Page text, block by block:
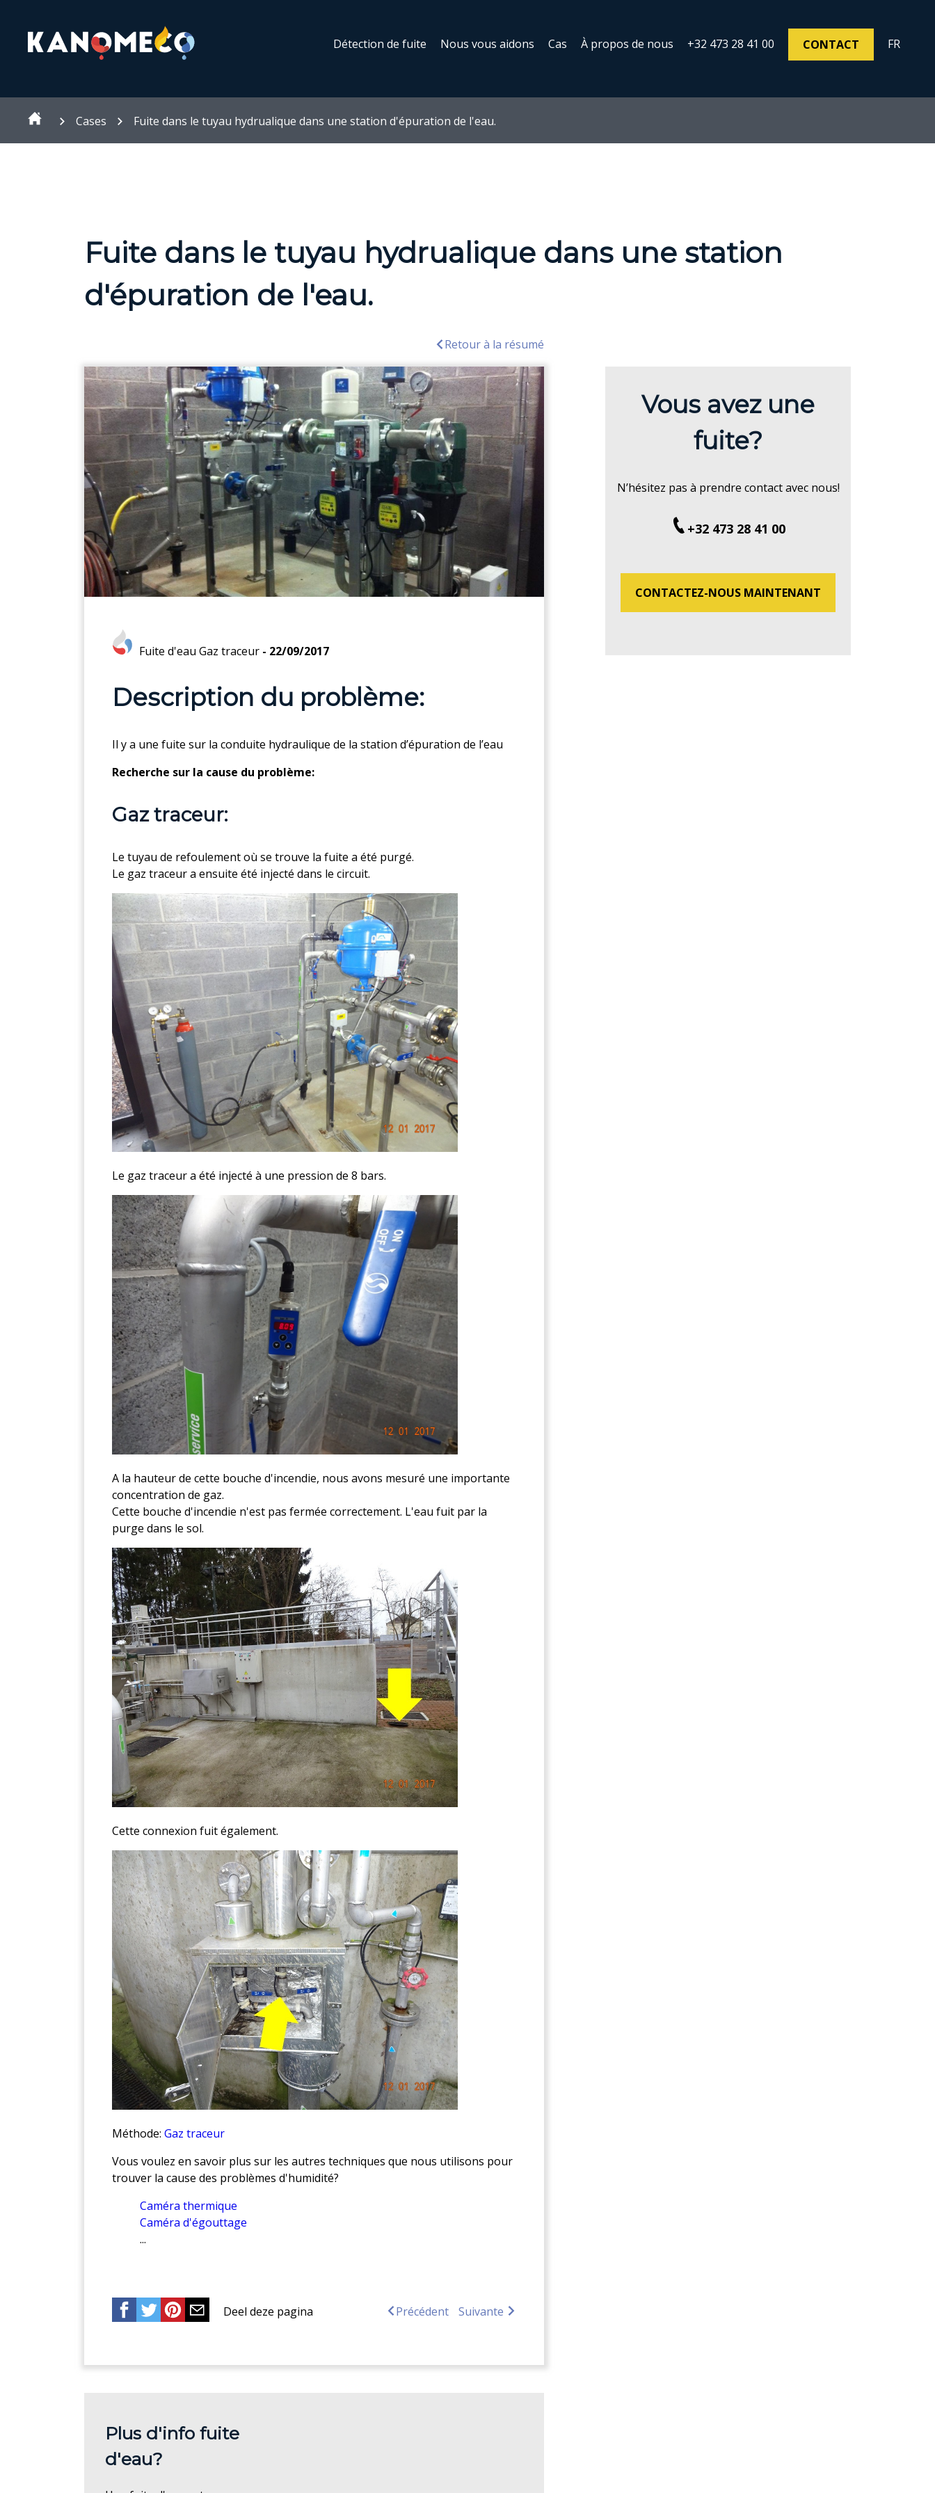
Détection de fuite Nous vous aidons Cas À propos de nous +32 473 28 41 00 CONTACT FR
Cases Fuite dans le tuyau hydrualique dans une station d'épuration de l'eau.
Fuite dans le tuyau hydrualique dans une station
d'épuration de l'eau.
Retour à la résumé
Fuite d'eau Gaz traceur - 22/09/2017
Description du problème:
Il y a une fuite sur la conduite hydraulique de la station d’épuration de l’eau
Recherche sur la cause du problème:
Gaz traceur:
Le tuyau de refoulement où se trouve la fuite a été purgé.
Le gaz traceur a ensuite été injecté dans le circuit.
Le gaz traceur a été injecté à une pression de 8 bars.
A la hauteur de cette bouche d'incendie, nous avons mesuré une importante
concentration de gaz.
Cette bouche d'incendie n'est pas fermée correctement. L'eau fuit par la
purge dans le sol.
Cette connexion fuit également.
Méthode: Gaz traceur
Vous voulez en savoir plus sur les autres techniques que nous utilisons pour
trouver la cause des problèmes d'humidité?
Caméra thermique
Caméra d'égouttage
...
Deel deze pagina Précédent Suivante
Vous avez une
fuite?
N’hésitez pas à prendre contact avec nous!
+32 473 28 41 00
CONTACTEZ-NOUS MAINTENANT
Plus d'info fuite
d'eau?